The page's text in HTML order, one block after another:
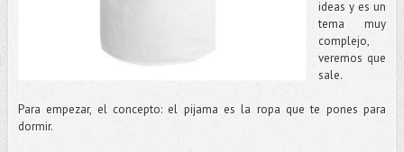
ideas y es un
tema muy
complejo,
veremos que
sale.
Para empezar, el concepto: el pijama es la ropa que te pones para
dormir.